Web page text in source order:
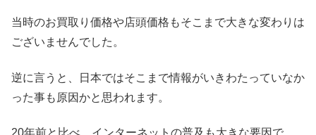
当時のお買取り価格や店頭価格もそこまで大きな変わりは
ございませんでした。
逆に言うと、日本ではそこまで情報がいきわたっていなか
った事も原因かと思われます。